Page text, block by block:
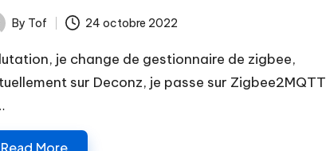
By Tof 24 octobre 2022
je change de gestionnaire de zigbee,
sur Deconz, je passe sur Zigbee2MQTT
Read More